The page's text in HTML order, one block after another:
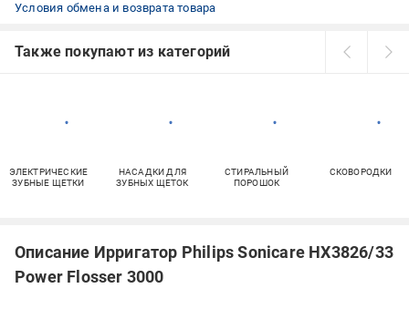
Условия обмена и возврата товара
Также покупают из категорий
ЭЛЕКТРИЧЕСКИЕ
ЗУБНЫЕ ЩЕТКИ
НАСАДКИ ДЛЯ
ЗУБНЫХ ЩЕТОК
СТИРАЛЬНЫЙ
ПОРОШОК
СКОВОРОДКИ
Описание Ирригатор Philips Sonicare HX3826/33
Power Flosser 3000